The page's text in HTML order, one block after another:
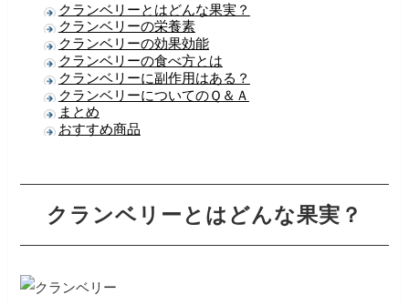
クランベリーとはどんな果実？
クランベリーの栄養素
クランベリーの効果効能
クランベリーの食べ方とは
クランベリーに副作用はある？
クランベリーについてのＱ＆Ａ
まとめ
おすすめ商品
クランベリーとはどんな果実？